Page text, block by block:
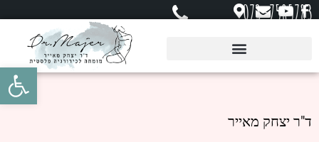
פתח
073-7585783
ד"ר יצחק מאייר